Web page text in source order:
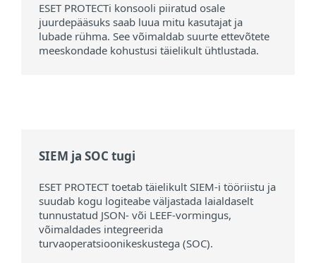
ESET PROTECTi konsooli piiratud osale
juurdepääsuks saab luua mitu kasutajat ja
lubade rühma. See võimaldab suurte ettevõtete
meeskondade kohustusi täielikult ühtlustada.
SIEM ja SOC tugi
ESET PROTECT toetab täielikult SIEM-i tööriistu ja
suudab kogu logiteabe väljastada laialdaselt
tunnustatud JSON- või LEEF-vormingus,
võimaldades integreerida
turvaoperatsioonikeskustega (SOC).